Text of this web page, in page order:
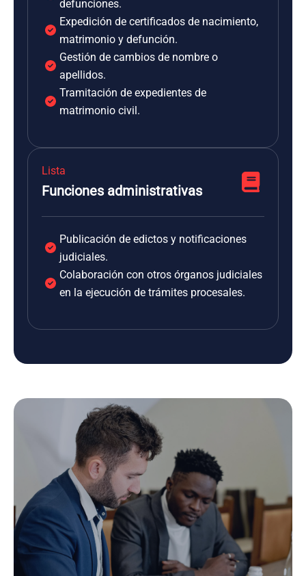
defunciones.
Expedición de certificados de nacimiento,
matrimonio y defunción.
Gestión de cambios de nombre o
apellidos.
Tramitación de expedientes de
matrimonio civil.
Lista
Funciones administrativas
Publicación de edictos y notificaciones
judiciales.
Colaboración con otros órganos judiciales
en la ejecución de trámites procesales.